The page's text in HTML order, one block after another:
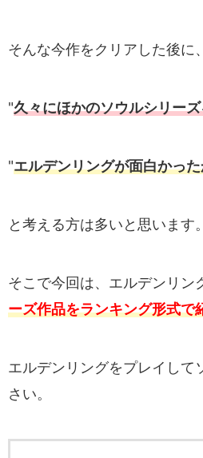
そんな今作をクリアした後に、
"久々にほかのソウルシリー
"エルデンリングが面白かっ
と考える方は多いと思います。
そこで今回は、エルデンリン
ーズ作品をランキング形式で
エルデンリングをプレイして
さい。